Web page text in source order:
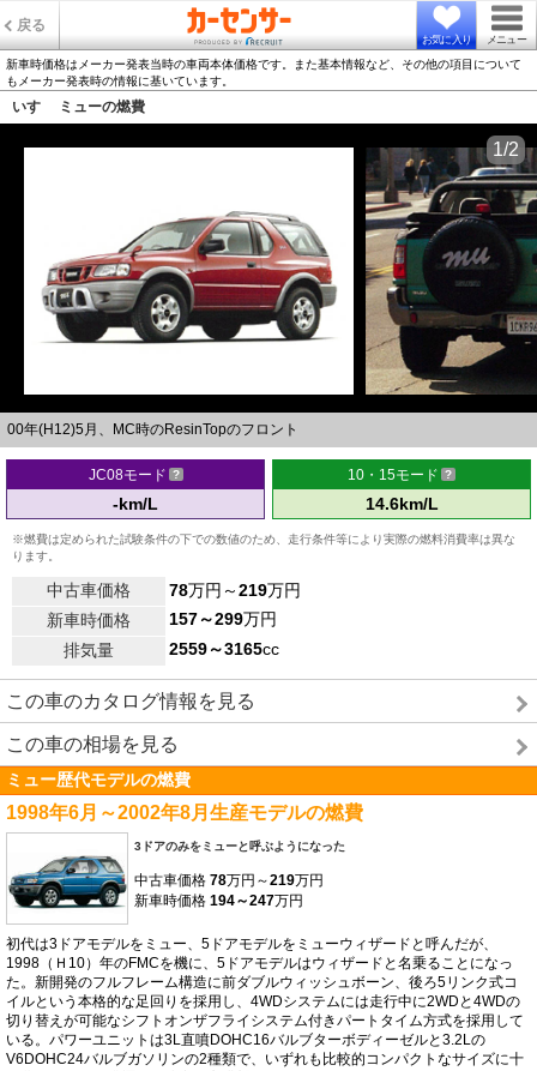
戻る
お気に入り メニュー
新車時価格はメーカー発表当時の車両本体価格です。また基本情報など、その他の項目について
もメーカー発表時の情報に基いています。
いすゞ ミューの燃費
00年(H12)5月、MC時のResinTopのフロント
1/2
JC08モード
-km/L
10・15モード
14.6km/L
※燃費は定められた試験条件の下での数値のため、走行条件等により実際の燃料消費率は異な
ります。
中古車価格 78万円～219万円
新車時価格
157～299万円
排気量
2559～3165cc
この車のカタログ情報を見る
この車の相場を見る
ミュー歴代モデルの燃費
1998年6月～2002年8月生産モデルの燃費
3ドアのみをミューと呼ぶようになった
中古車価格 78万円～219万円
新車時価格 194～247万円
初代は3ドアモデルをミュー、5ドアモデルをミューウィザードと呼んだが、
1998（Ｈ10）年のFMCを機に、5ドアモデルはウィザードと名乗ることになっ
た。新開発のフルフレーム構造に前ダブルウィッシュボーン、後ろ5リンク式コ
イルという本格的な足回りを採用し、4WDシステムには走行中に2WDと4WDの
切り替えが可能なシフトオンザフライシステム付きパートタイム方式を採用して
いる。パワーユニットは3L直噴DOHC16バルブターボディーゼルと3.2Lの
V6DOHC24バルブガソリンの2種類で、いずれも比較的コンパクトなサイズに十